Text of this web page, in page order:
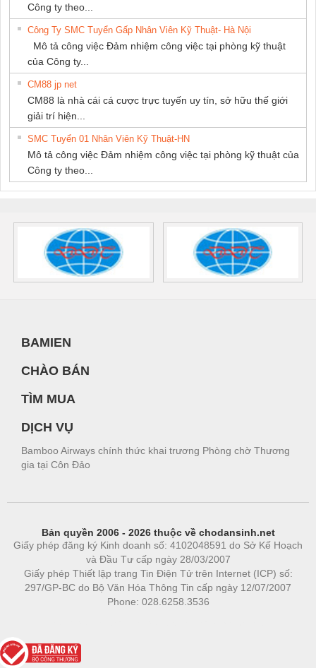
Công ty theo...
Công Ty SMC Tuyển Gấp Nhân Viên Kỹ Thuật- Hà Nội
Mô tả công việc Đảm nhiệm công việc tại phòng kỹ thuật
của Công ty...
CM88 jp net
CM88 là nhà cái cá cược trực tuyến uy tín, sở hữu thế giới
giải trí hiện...
SMC Tuyển 01 Nhân Viên Kỹ Thuật-HN
Mô tả công việc Đảm nhiệm công việc tại phòng kỹ thuật của
Công ty theo...
BAMIEN
CHÀO BÁN
TÌM MUA
DỊCH VỤ
Bamboo Airways chính thức khai trương Phòng chờ Thương
gia tại Côn Đảo
Bản quyền 2006 - 2026 thuộc về chodansinh.net
Giấy phép đăng ký Kinh doanh số: 4102048591 do Sở Kế Hoạch
và Đầu Tư cấp ngày 28/03/2007
Giấy phép Thiết lập trang Tin Điện Tử trên Internet (ICP) số:
297/GP-BC do Bộ Văn Hóa Thông Tin cấp ngày 12/07/2007
Phone: 028.6258.3536